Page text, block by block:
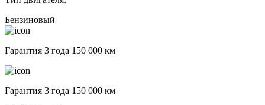
Бензиновый
Гарантия 3 года 150 000 км
Гарантия 3 года 150 000 км